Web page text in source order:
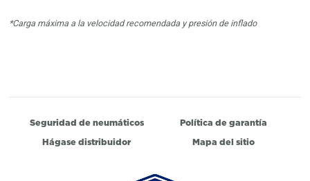
*Carga máxima a la velocidad recomendada y presión de inflado
Seguridad de neumáticos
Política de garantía
Hágase distribuidor
Mapa del sitio